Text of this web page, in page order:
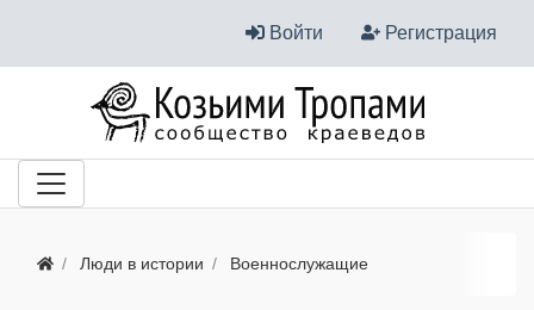
Войти Регистрация
Люди в истории Военнослужащие